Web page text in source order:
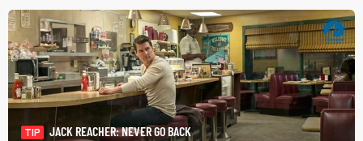
TIP
JACK REACHER: NEVER GO BACK